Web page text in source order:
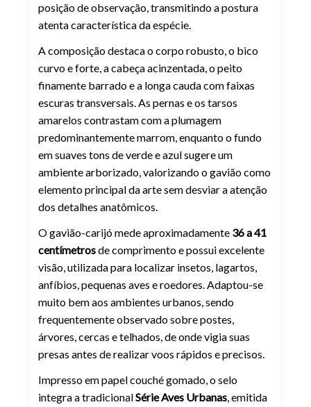
posição de observação, transmitindo a postura
atenta característica da espécie.
A composição destaca o corpo robusto, o bico
curvo e forte, a cabeça acinzentada, o peito
finamente barrado e a longa cauda com faixas
escuras transversais. As pernas e os tarsos
amarelos contrastam com a plumagem
predominantemente marrom, enquanto o fundo
em suaves tons de verde e azul sugere um
ambiente arborizado, valorizando o gavião como
elemento principal da arte sem desviar a atenção
dos detalhes anatômicos.
O gavião-carijó mede aproximadamente 36 a 41
centímetrosde comprimento e possui excelente
visão, utilizada para localizar insetos, lagartos,
anfíbios, pequenas aves e roedores. Adaptou-se
muito bem aos ambientes urbanos, sendo
frequentemente observado sobre postes,
árvores, cercas e telhados, de onde vigia suas
presas antes de realizar voos rápidos e precisos.
Impresso em papel couché gomado, o selo
integra a tradicionalSérie Aves Urbanas, emitida